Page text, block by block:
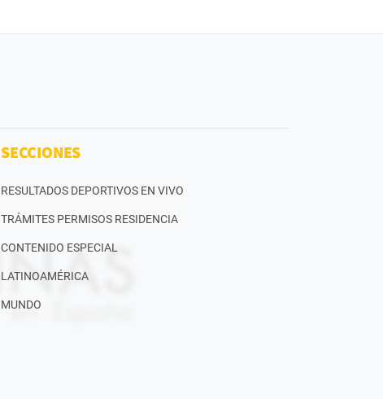
SECCIONES
RESULTADOS DEPORTIVOS EN VIVO
TRÁMITES PERMISOS RESIDENCIA
CONTENIDO ESPECIAL
LATINOAMÉRICA
MUNDO